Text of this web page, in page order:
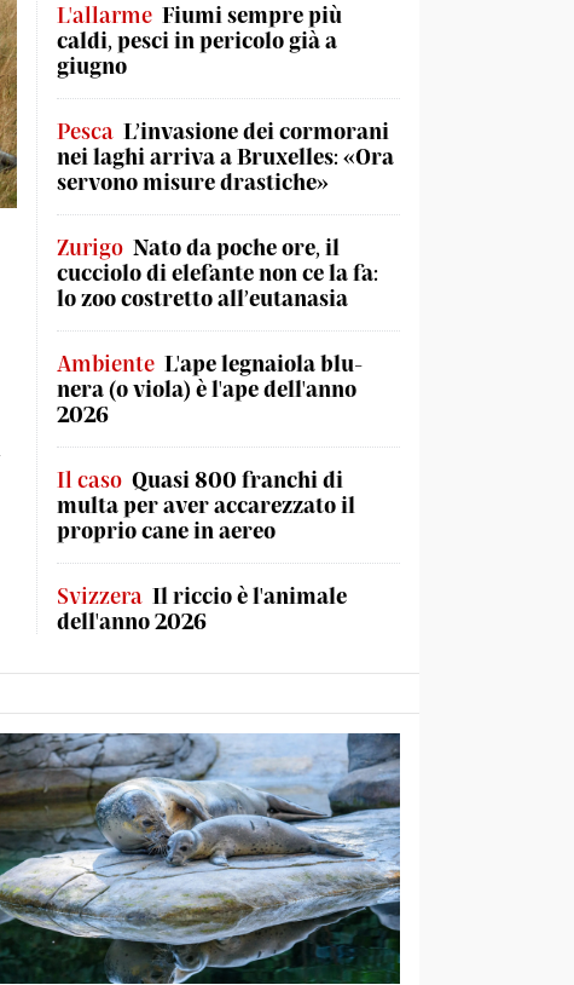
L'allarme Fiumi sempre più
caldi, pesci in pericolo già a
giugno
Pesca L’invasione dei cormorani
nei laghi arriva a Bruxelles: «Ora
servono misure drastiche»
Zurigo Nato da poche ore, il
cucciolo di elefante non ce la fa:
lo zoo costretto all’eutanasia
Ambiente L'ape legnaiola blu-
nera (o viola) è l'ape dell'anno
2026
Il caso Quasi 800 franchi di
multa per aver accarezzato il
proprio cane in aereo
Svizzera Il riccio è l'animale
dell'anno 2026